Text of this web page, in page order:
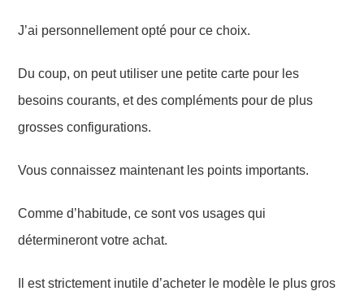
J’ai personnellement opté pour ce choix.
Du coup, on peut utiliser une petite carte pour les
besoins courants, et des compléments pour de plus
grosses configurations.
Vous connaissez maintenant les points importants.
Comme d’habitude, ce sont vos usages qui
détermineront votre achat.
Il est strictement inutile d’acheter le modèle le plus gros